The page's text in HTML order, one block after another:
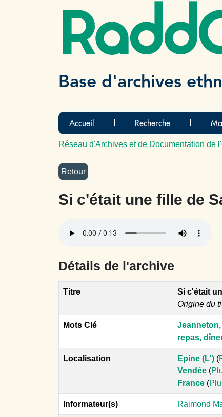
Base d'archives
Accueil Recherche
Réseau d'Archives et de Documentation de
Si c'était une fille de
Détails de l'archive
Titre
Si c'était
Origine du
Mots Clé
repas,
Localisation Epine (L') (
Vendée (
France (
Informateur(s) Raimond